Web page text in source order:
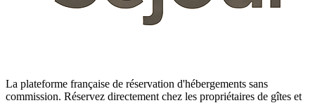
La plateforme française de réservation d'hébergements sans
commission. Réservez directement chez les propriétaires de gîtes et